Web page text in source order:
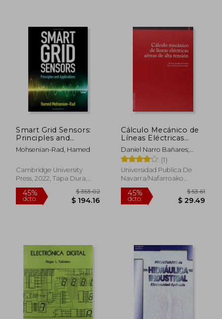
45%
dcto.
$ 48.62 45%
dcto.
Smart Grid Sensors:
Principles and
Applications (en
Inglés)
Mohsenian-Rad, Hamed
Cambridge University
Press, 2022, Tapa Dura,
Nuevo
Cálculo Mecánico de
Líneas Eléctricas
Aéreas de Alta
Tensión
Daniel Narro Bañares;
Isaac Cenoz Echeverría
(1)
Universidad Publica De
Navarra/Nafarroako
Unibertsitate Pub., 2004, 1
Edición, Tapa Blanda,
Nuevo